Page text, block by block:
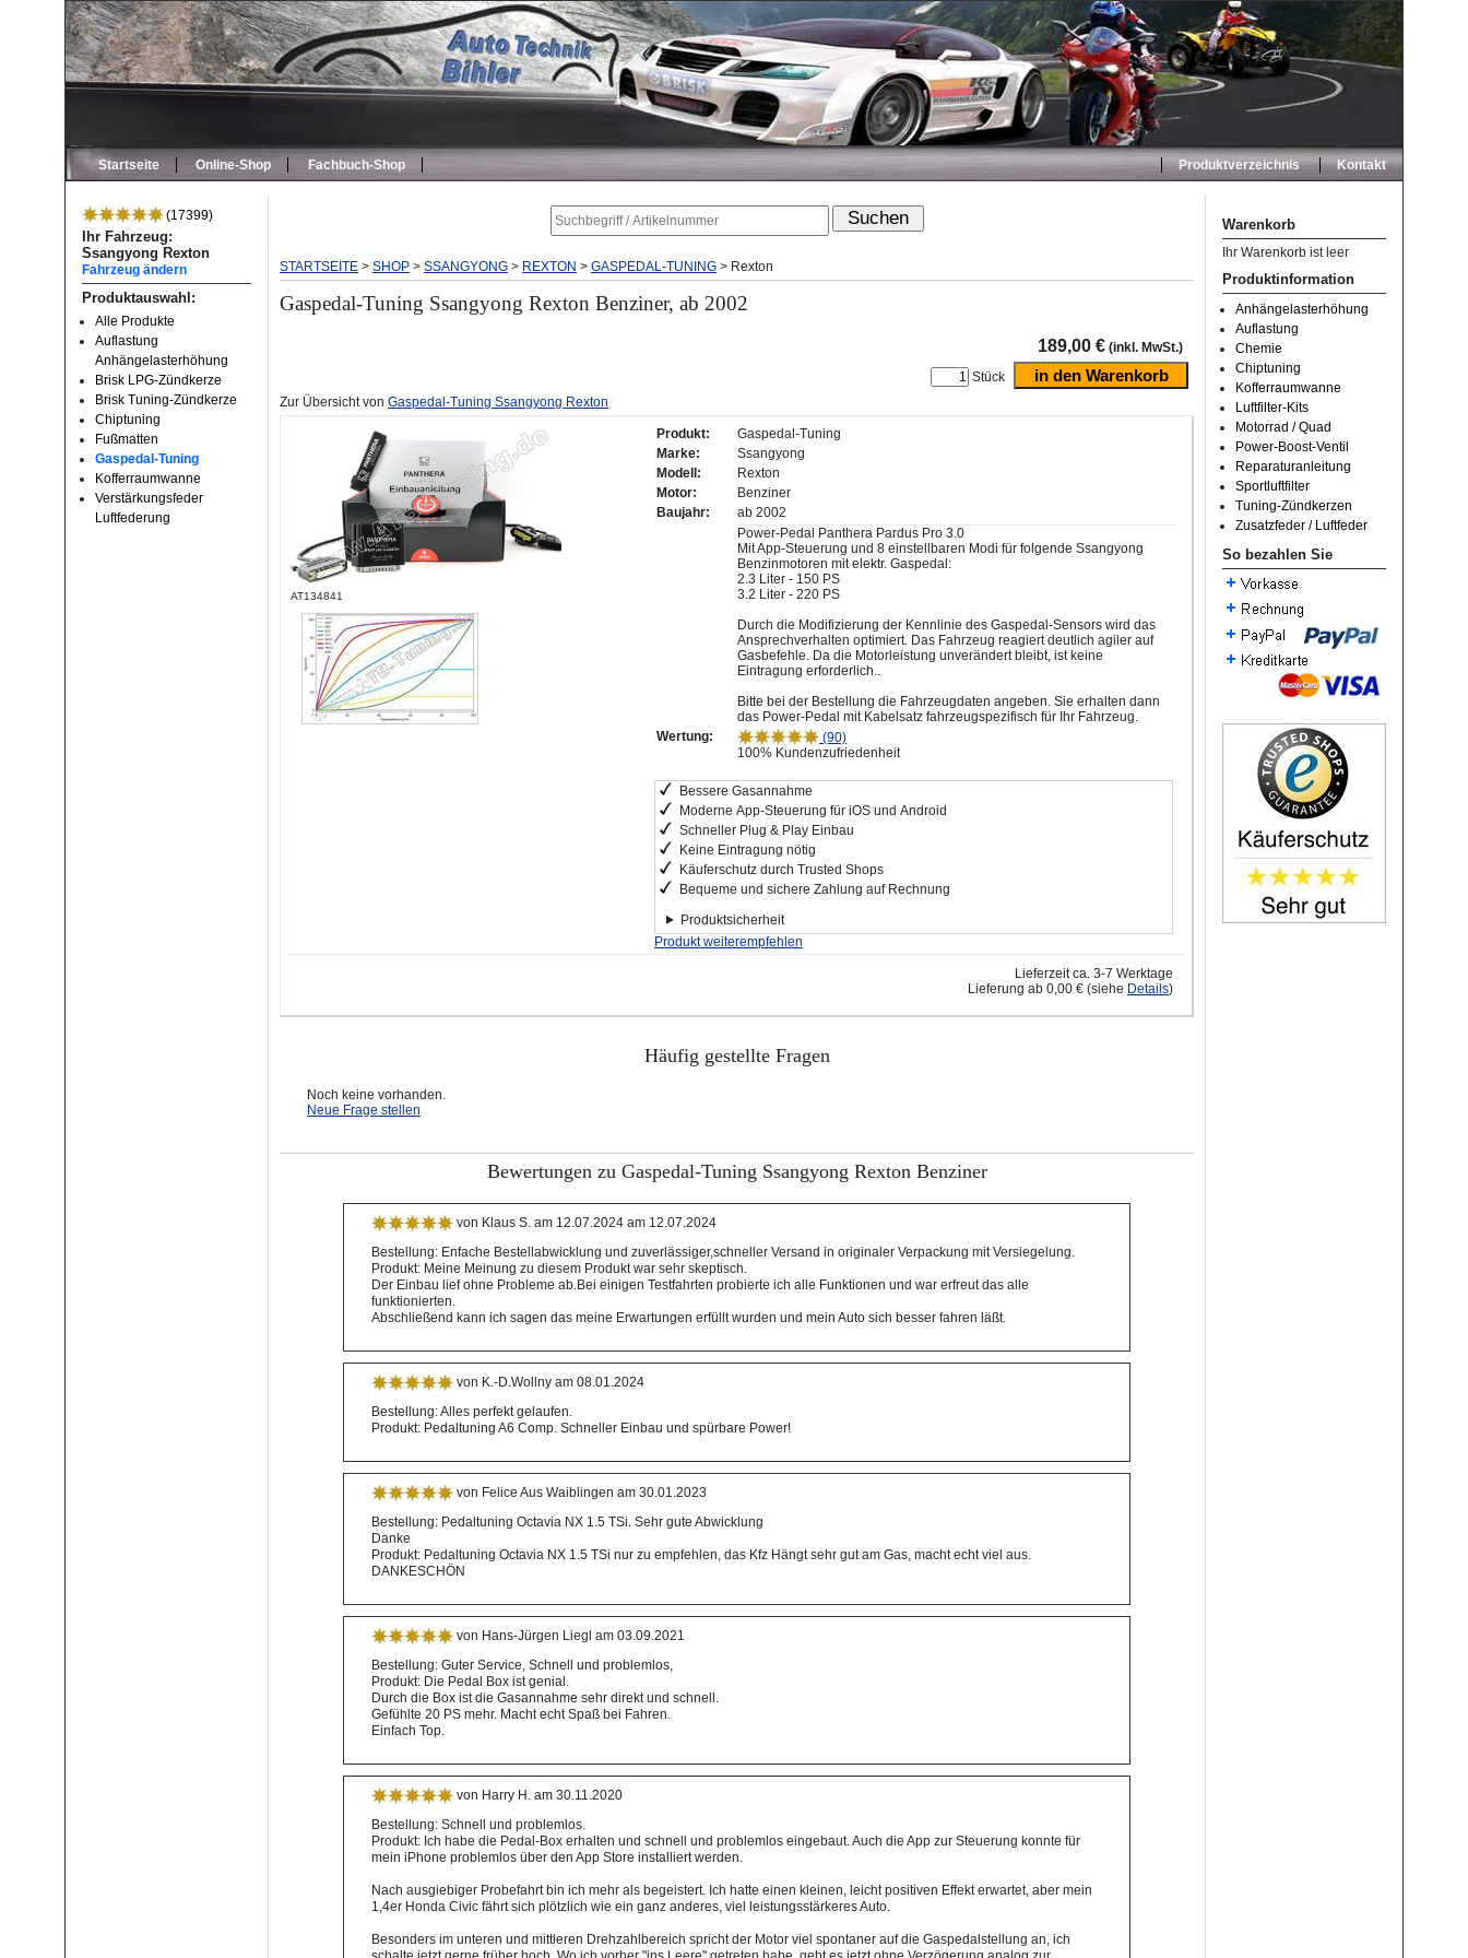
Startseite Online-Shop Fachbuch-Shop Produktverzeichnis Kontakt
(17399)
Ihr Fahrzeug:
Ssangyong Rexton
Fahrzeug ändern
Produktauswahl:
Alle Produkte
Auflastung
Anhängelasterhöhung
Brisk LPG-Zündkerze
Brisk Tuning-Zündkerze
Chiptuning
Fußmatten
Gaspedal-Tuning
Kofferraumwanne
Verstärkungsfeder
Luftfederung
Warenkorb
Ihr Warenkorb ist leer
Produktinformation
Anhängelasterhöhung
Auflastung
Chemie
Chiptuning
Kofferraumwanne
Luftfilter-Kits
Motorrad / Quad
Power-Boost-Ventil
Reparaturanleitung
Sportluftfilter
Tuning-Zündkerzen
Zusatzfeder / Luftfeder
So bezahlen Sie
STARTSEITE > SHOP > SSANGYONG > REXTON > GASPEDAL-TUNING > Rexton
Gaspedal-Tuning Ssangyong Rexton Benziner, ab 2002
189,00 € (inkl. MwSt.)
Stück
Zur Übersicht von Gaspedal-Tuning Ssangyong Rexton
AT134841
Produkt:
Gaspedal-Tuning
Marke:
Ssangyong
Modell:
Rexton
Motor:
Benziner
Baujahr:
ab 2002
Power-Pedal Panthera Pardus Pro 3.0
Mit App-Steuerung und 8 einstellbaren Modi für folgende Ssangyong
Benzinmotoren mit elektr. Gaspedal:
2.3 Liter - 150 PS
3.2 Liter - 220 PS
Durch die Modifizierung der Kennlinie des Gaspedal-Sensors wird das
Ansprechverhalten optimiert. Das Fahrzeug reagiert deutlich agiler auf
Gasbefehle. Da die Motorleistung unverändert bleibt, ist keine
Eintragung erforderlich..
Bitte bei der Bestellung die Fahrzeugdaten angeben. Sie erhalten dann
das Power-Pedal mit Kabelsatz fahrzeugspezifisch für Ihr Fahrzeug.
Wertung:
(90)
100% Kundenzufriedenheit
Bessere Gasannahme
Moderne App-Steuerung für iOS und Android
Schneller Plug & Play Einbau
Keine Eintragung nötig
Käuferschutz durch Trusted Shops
Bequeme und sichere Zahlung auf Rechnung
Produktsicherheit
Produkt weiterempfehlen
Lieferzeit ca. 3-7 Werktage
Lieferung ab 0,00 € (siehe Details)
Häufig gestellte Fragen
Noch keine vorhanden.
Neue Frage stellen
Bewertungen zu Gaspedal-Tuning Ssangyong Rexton Benziner
von Klaus S. am 12.07.2024 am 12.07.2024
Bestellung: Enfache Bestellabwicklung und zuverlässiger,schneller Versand in originaler Verpackung mit Versiegelung.
Produkt: Meine Meinung zu diesem Produkt war sehr skeptisch.
Der Einbau lief ohne Probleme ab.Bei einigen Testfahrten probierte ich alle Funktionen und war erfreut das alle
funktionierten.
Abschließend kann ich sagen das meine Erwartungen erfüllt wurden und mein Auto sich besser fahren läßt.
von K.-D.Wollny am 08.01.2024
Bestellung: Alles perfekt gelaufen.
Produkt: Pedaltuning A6 Comp. Schneller Einbau und spürbare Power!
von Felice Aus Waiblingen am 30.01.2023
Bestellung: Pedaltuning Octavia NX 1.5 TSi. Sehr gute Abwicklung
Danke
Produkt: Pedaltuning Octavia NX 1.5 TSi nur zu empfehlen, das Kfz Hängt sehr gut am Gas, macht echt viel aus.
DANKESCHÖN
von Hans-Jürgen Liegl am 03.09.2021
Bestellung: Guter Service, Schnell und problemlos,
Produkt: Die Pedal Box ist genial.
Durch die Box ist die Gasannahme sehr direkt und schnell.
Gefühlte 20 PS mehr. Macht echt Spaß bei Fahren.
Einfach Top.
von Harry H. am 30.11.2020
Bestellung: Schnell und problemlos.
Produkt: Ich habe die Pedal-Box erhalten und schnell und problemlos eingebaut. Auch die App zur Steuerung konnte für
mein iPhone problemlos über den App Store installiert werden.
Nach ausgiebiger Probefahrt bin ich mehr als begeistert. Ich hatte einen kleinen, leicht positiven Effekt erwartet, aber mein
1,4er Honda Civic fährt sich plötzlich wie ein ganz anderes, viel leistungsstärkeres Auto.
Besonders im unteren und mittleren Drehzahlbereich spricht der Motor viel spontaner auf die Gaspedalstellung an, ich